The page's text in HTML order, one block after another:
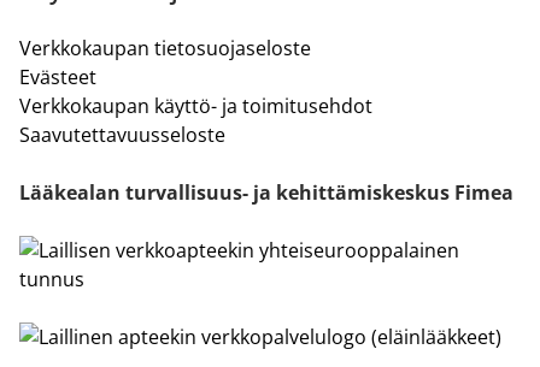
Verkkokaupan tietosuojaseloste
Evästeet
Verkkokaupan käyttö- ja toimitusehdot
Saavutettavuusseloste
Lääkealan turvallisuus- ja kehittämiskeskus Fimea